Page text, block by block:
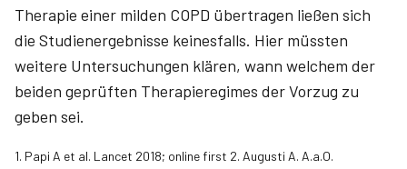
Therapie einer milden COPD übertragen ließen sich
die Studienergebnisse keinesfalls. Hier müssten
weitere Untersuchungen klären, wann welchem der
beiden geprüften Therapieregimes der Vorzug zu
geben sei.
1. Papi A et al. Lancet 2018; online first 2. Augusti A. A.a.O.